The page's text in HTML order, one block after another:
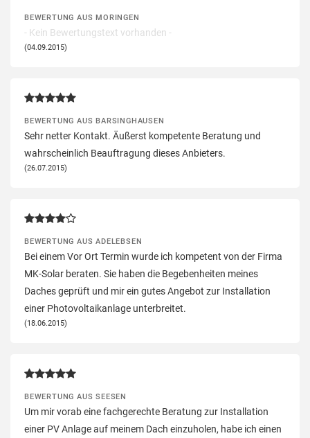
BEWERTUNG AUS MORINGEN
- Kein Bewertungstext vorhanden -
(04.09.2015)
BEWERTUNG AUS BARSINGHAUSEN
Sehr netter Kontakt. Äußerst kompetente Beratung und
wahrscheinlich Beauftragung dieses Anbieters.
(26.07.2015)
BEWERTUNG AUS ADELEBSEN
Bei einem Vor Ort Termin wurde ich kompetent von der Firma
MK-Solar beraten. Sie haben die Begebenheiten meines
Daches geprüft und mir ein gutes Angebot zur Installation
einer Photovoltaikanlage unterbreitet.
(18.06.2015)
BEWERTUNG AUS SEESEN
Um mir vorab eine fachgerechte Beratung zur Installation
einer PV Anlage auf meinem Dach einzuholen, habe ich einen